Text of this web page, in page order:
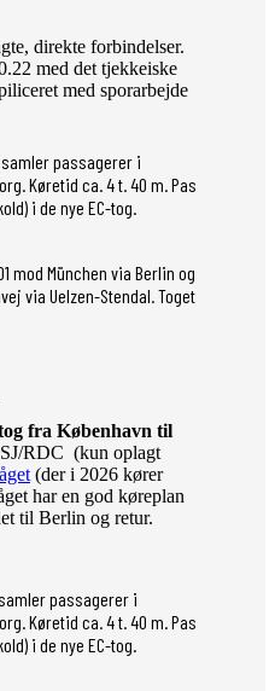
direkte forbindelser.
med det tjekkeiske
med sporarbejde
samler passagerer i
Køretid ca. 4 t. 40 m. Pas
i de nye EC-tog.
mod München via Berlin og
via Uelzen-Stendal. Toget
fra København til
RDC (kun oplagt
(der i 2026 kører
har en god køreplan
til Berlin og retur.
samler passagerer i
Køretid ca. 4 t. 40 m. Pas
i de nye EC-tog.